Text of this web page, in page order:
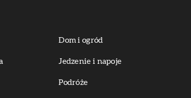
Dom i ogród
Jedzenie i napoje
Podróże